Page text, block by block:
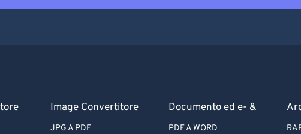
Image Convertitore
JPG A PDF
Documento ed e- &
PDF A WORD